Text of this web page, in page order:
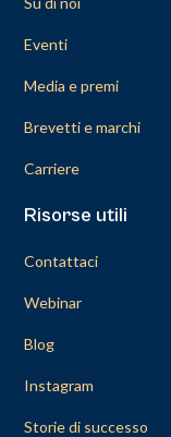
Eventi
Media e premi
Brevetti e marchi
Carriere
Risorse utili
Contattaci
Webinar
Blog
Instagram
Storie di successo